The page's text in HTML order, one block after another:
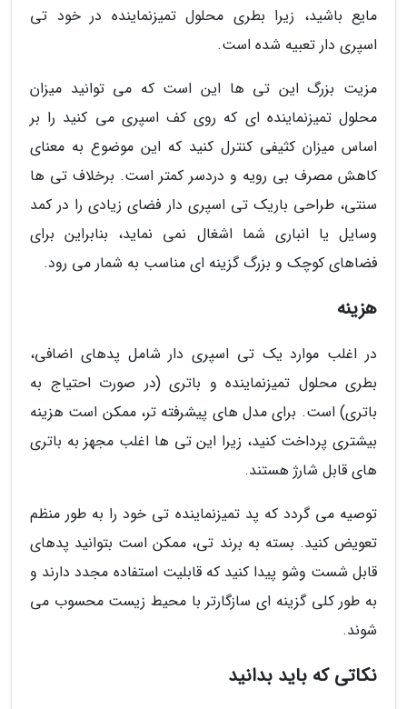
مایع باشید، زیرا بطری محلول تمیزنماینده در خود تی
اسپری دار تعبیه شده است.
مزیت بزرگ این تی ها این است که می توانید میزان
محلول تمیزنماینده ای که روی کف اسپری می کنید را بر
اساس میزان کثیفی کنترل کنید که این موضوع به معنای
کاهش مصرف بی رویه و دردسر کمتر است. برخلاف تی ها
سنتی، طراحی باریک تی اسپری دار فضای زیادی را در کمد
وسایل یا انباری شما اشغال نمی نماید، بنابراین برای
فضاهای کوچک و بزرگ گزینه ای مناسب به شمار می رود.
هزینه
در اغلب موارد یک تی اسپری دار شامل پدهای اضافی،
بطری محلول تمیزنماینده و باتری (در صورت احتیاج به
باتری) است. برای مدل های پیشرفته تر، ممکن است هزینه
بیشتری پرداخت کنید، زیرا این تی ها اغلب مجهز به باتری
های قابل شارژ هستند.
توصیه می گردد که پد تمیزنماینده تی خود را به طور منظم
تعویض کنید. بسته به برند تی، ممکن است بتوانید پدهای
قابل شست وشو پیدا کنید که قابلیت استفاده مجدد دارند و
به طور کلی گزینه ای سازگارتر با محیط زیست محسوب می
شوند.
نکاتی که باید بدانید